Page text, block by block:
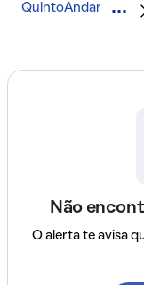
QuintoAndar
Não
O alerta te avisa